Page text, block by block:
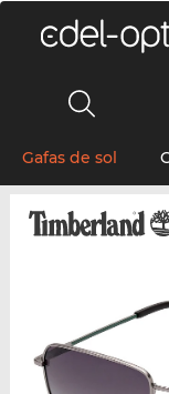
Gafas de sol